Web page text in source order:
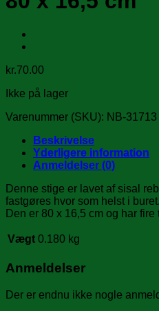
kr.70.00
Ikke på lager
Varenummer (SKU): NB-31713
Beskrivelse
Yderligere information
Anmeldelser (0)
Denne stige er lavet af sisal
fastgøres hvor som helst i buret.
Den er 80 x 16,5 cm og har fire
Vægt 0.180 kg
Anmeldelser
Der er endnu ikke nogle